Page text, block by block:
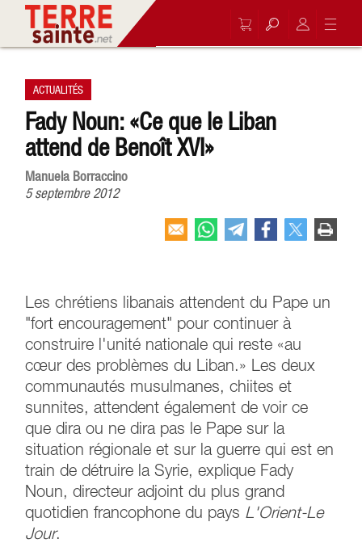
ACTUALITÉS
Fady Noun: «Ce que le Liban
attend de Benoît XVI»
Manuela Borraccino
5 septembre 2012
Les chrétiens libanais attendent du Pape un
"fort encouragement" pour continuer à
construire l'unité nationale qui reste «au
cœur des problèmes du Liban.» Les deux
communautés musulmanes, chiites et
sunnites, attendent également de voir ce
que dira ou ne dira pas le Pape sur la
situation régionale et sur ​​la guerre qui est en
train de détruire la Syrie, explique Fady
Noun, directeur adjoint du plus grand
quotidien francophone du pays L'Orient-Le
Jour.